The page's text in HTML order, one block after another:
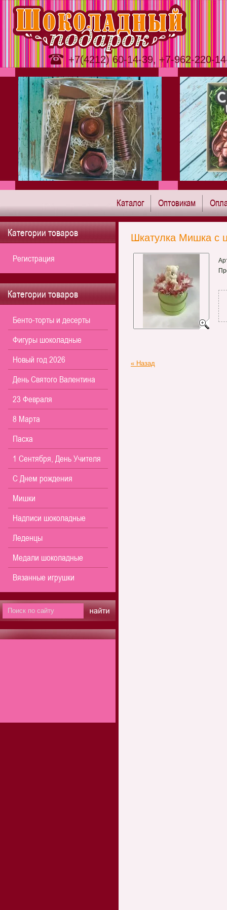
Каталог Оптовикам
+7(4212) 60-14-39, +7-962-220-
Шкатулка Мишка с
« Назад
Категории товаров
Регистрация
Категории товаров
Бенто-торты и десерты
Фигуры шоколадные
Новый год 2026
День Святого Валентина
23 Февраля
8 Марта
Пасха
1 Сентября, День Учителя
С Днем рождения
Мишки
Надписи шоколадные
Леденцы
Медали шоколадные
Вязанные игрушки